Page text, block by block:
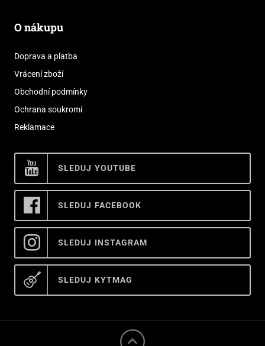
O nákupu
Doprava a platba
Vrácení zboží
Obchodní podmínky
Ochrana soukromí
Reklamace
SLEDUJ YOUTUBE
SLEDUJ FACEBOOK
SLEDUJ INSTAGRAM
SLEDUJ KYTMAG